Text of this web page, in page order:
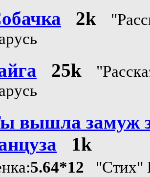
2k
25k
вышла замуж
1k
5.64*12 "Стих"